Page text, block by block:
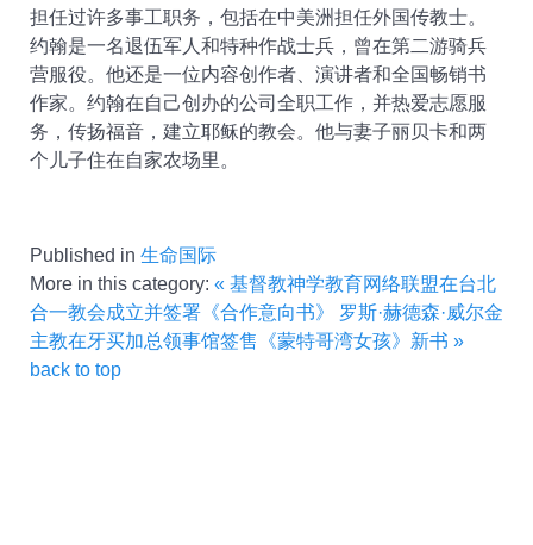
担任过许多事工职务，包括在中美洲担任外国传教士。
约翰是一名退伍军人和特种作战士兵，曾在第二游骑兵
营服役。他还是一位内容创作者、演讲者和全国畅销书
作家。约翰在自己创办的公司全职工作，并热爱志愿服
务，传扬福音，建立耶稣的教会。他与妻子丽贝卡和两
个儿子住在自家农场里。
Published in 生命国际
More in this category: « 基督教神学教育网络联盟在台北
合一教会成立并签署《合作意向书》
罗斯·赫德森·威尔金
主教在牙买加总领事馆签售《蒙特哥湾女孩》新书 »
back to top